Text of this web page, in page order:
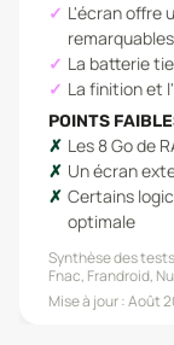
L'écran offre
remarquables
La batterie
La finition et
POINTS
Les 8 Go de
Un écran
Certains
optimale
Synthèse des
Fnac, Frandroid,
Mise à jour :Août